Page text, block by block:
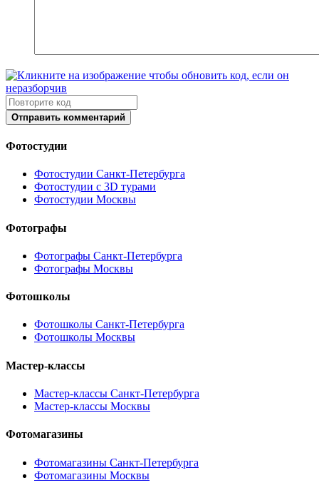
Отправить комментарий
Фотостудии
Фотостудии Санкт-Петербурга
Фотостудии с 3D турами
Фотостудии Москвы
Фотографы
Фотографы Санкт-Петербурга
Фотографы Москвы
Фотошколы
Фотошколы Санкт-Петербурга
Фотошколы Москвы
Мастер-классы
Мастер-классы Санкт-Петербурга
Мастер-классы Москвы
Фотомагазины
Фотомагазины Санкт-Петербурга
Фотомагазины Москвы